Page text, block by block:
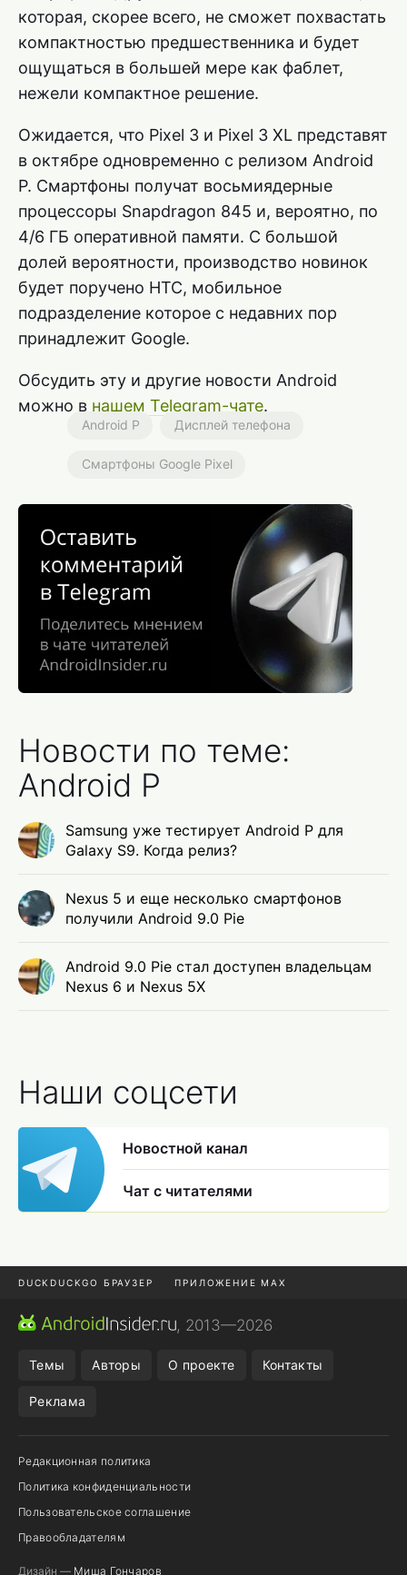
которая, скорее всего, не сможет похвастать
компактностью предшественника и будет
ощущаться в большей мере как фаблет,
нежели компактное решение.
Ожидается, что Pixel 3 и Pixel 3 XL представят
в октябре одновременно с релизом Android
P. Смартфоны получат восьмиядерные
процессоры Snapdragon 845 и, вероятно, по
4/6 ГБ оперативной памяти. С большой
долей вероятности, производство новинок
будет поручено HTC, мобильное
подразделение которое с недавних пор
принадлежит Google.
Обсудить эту и другие новости Android
можно в нашем Telegram-чате.
Android P Дисплей телефона
Смартфоны Google Pixel
Новости по теме:
Android P
Samsung уже тестирует Android P для
Galaxy S9. Когда релиз?
Nexus 5 и еще несколько смартфонов
получили Android 9.0 Pie
Android 9.0 Pie стал доступен владельцам
Nexus 6 и Nexus 5X
Наши соцсети
Новостной канал
Чат с читателями
DUCKDUCKGO БРАУЗЕР ПРИЛОЖЕНИЕ MAX
ПРИЛОЖЕНИЯ ANDROID
, 2013—2026
Темы Авторы О проекте Контакты
Реклама
Редакционная политика
Политика конфиденциальности
Пользовательское соглашение
Правообладателям
Дизайн — Миша Гончаров